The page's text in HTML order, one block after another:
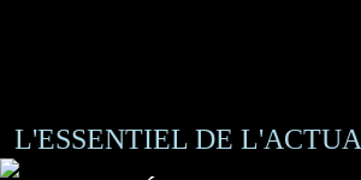
L'ESSENTIEL DE